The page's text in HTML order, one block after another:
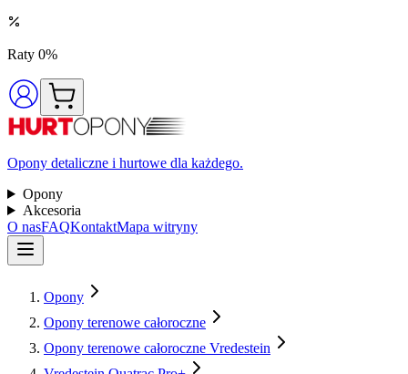
Raty 0%
Opony detaliczne i hurtowe dla każdego.
Opony
Akcesoria
O nasFAQKontaktMapa witryny
Opony
Opony terenowe całoroczne
Opony terenowe całoroczne Vredestein